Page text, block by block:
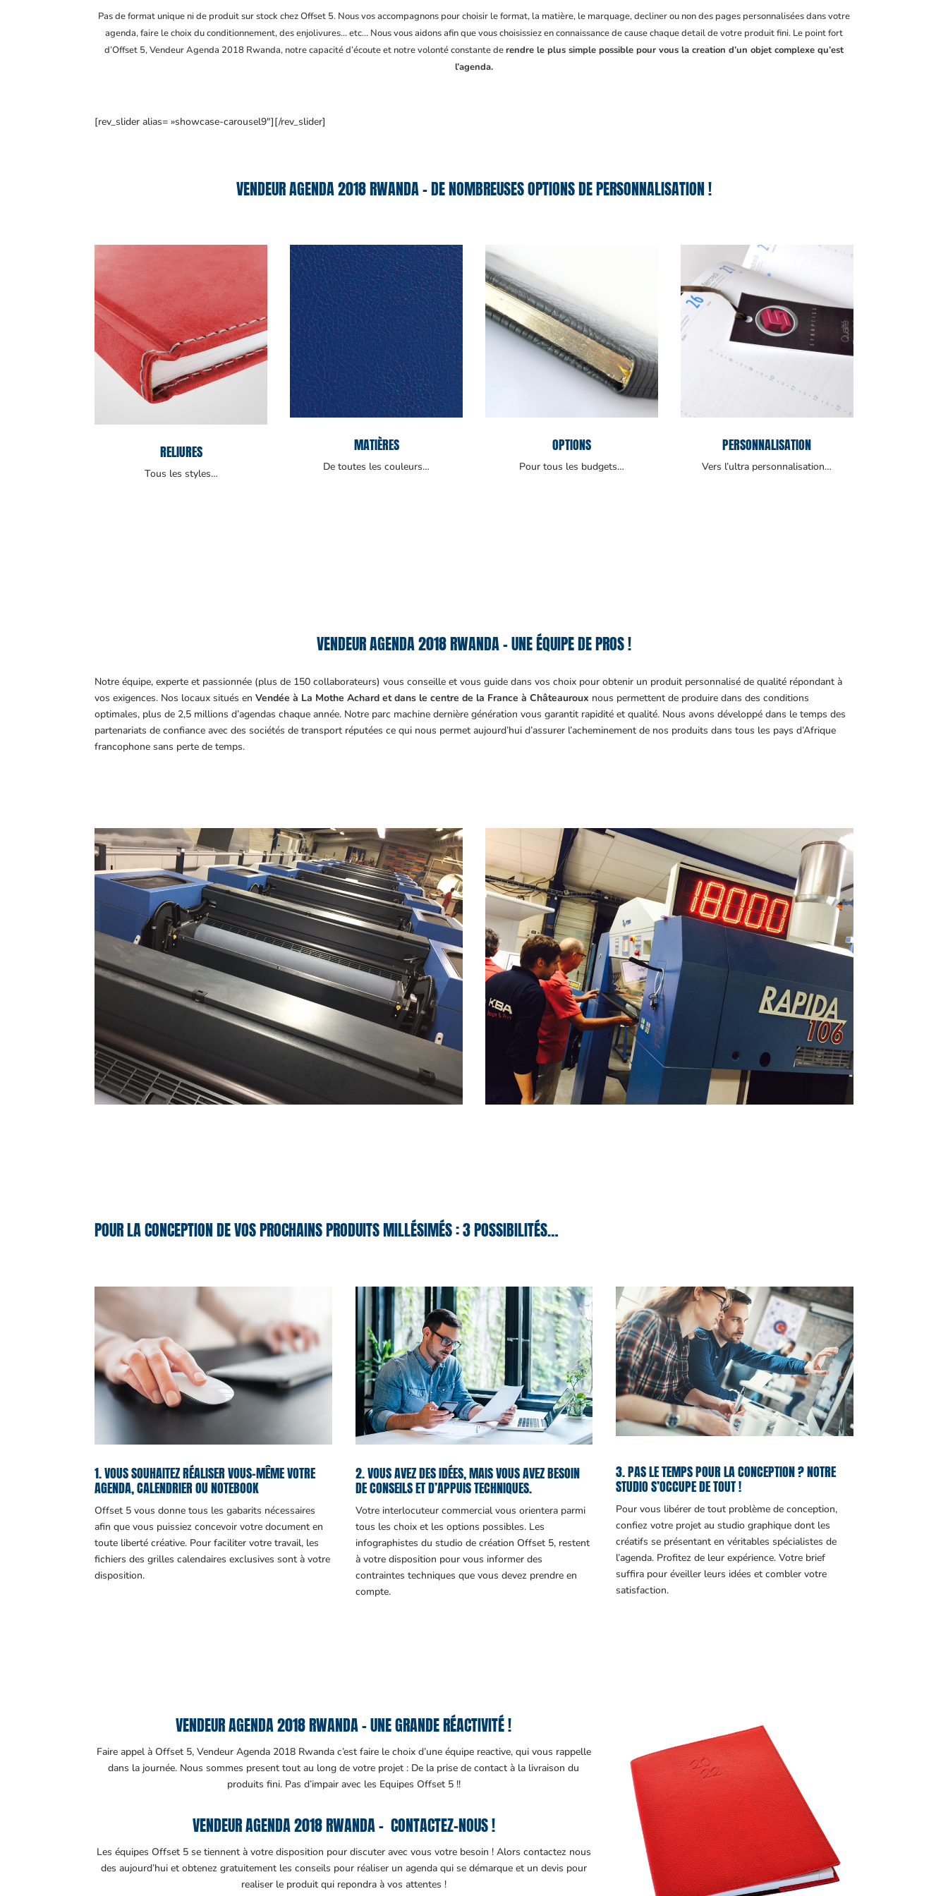
Pas de format unique ni de produit sur stock chez Offset 5. Nous vos accompagnons pour choisir le format, la matière, le marquage, decliner ou non des pages personnalisées dans votre
agenda, faire le choix du conditionnement, des enjolivures… etc… Nous vous aidons afin que vous choisissiez en connaissance de cause chaque detail de votre produit fini. Le point fort
d’Offset 5, Vendeur Agenda 2018 Rwanda, notre capacité d’écoute et notre volonté constante derendre le plus simple possible pour vous la creation d’un objet complexe qu’est
l’agenda.
[rev_slider alias= »showcase-carousel9″][/rev_slider]
VENDEUR AGENDA 2018 RWANDA – DE NOMBREUSES OPTIONS DE PERSONNALISATION !
RELIURES
Tous les styles…
MATIÈRES
De toutes les couleurs…
OPTIONS
Pour tous les budgets…
PERSONNALISATION
Vers l’ultra personnalisation…
VENDEUR AGENDA 2018 RWANDA – UNE ÉQUIPE DE PROS !
Notre équipe, experte et passionnée (plus de 150 collaborateurs) vous conseille et vous guide dans vos choix pour obtenir un produit personnalisé de qualité répondant à
vos exigences. Nos locaux situés enVendée à La Mothe Achard et dans le centre de la France à Châteauroux nous permettent de produire dans des conditions
optimales, plus de 2,5 millions d’agendas chaque année. Notre parc machine dernière génération vous garantit rapidité et qualité. Nous avons développé dans le temps des
partenariats de confiance avec des sociétés de transport réputées ce qui nous permet aujourd’hui d’assurer l’acheminement de nos produits dans tous les pays d’Afrique
francophone sans perte de temps.
POUR LA CONCEPTION DE VOS PROCHAINS PRODUITS MILLÉSIMÉS : 3 POSSIBILITÉS…
1. VOUS SOUHAITEZ RÉALISER VOUS-MÊME VOTRE
AGENDA, CALENDRIER OU NOTEBOOK
Offset 5 vous donne tous les gabarits nécessaires
afin que vous puissiez concevoir votre document en
toute liberté créative. Pour faciliter votre travail, les
fichiers des grilles calendaires exclusives sont à votre
disposition.
2. VOUS AVEZ DES IDÉES, MAIS VOUS AVEZ BESOIN
DE CONSEILS ET D’APPUIS TECHNIQUES.
Votre interlocuteur commercial vous orientera parmi
tous les choix et les options possibles. Les
infographistes du studio de création Offset 5, restent
à votre disposition pour vous informer des
contraintes techniques que vous devez prendre en
compte.
3. PAS LE TEMPS POUR LA CONCEPTION ? NOTRE
STUDIO S’OCCUPE DE TOUT !
Pour vous libérer de tout problème de conception,
confiez votre projet au studio graphique dont les
créatifs se présentant en véritables spécialistes de
l’agenda. Profitez de leur expérience. Votre brief
suffira pour éveiller leurs idées et combler votre
satisfaction.
VENDEUR AGENDA 2018 RWANDA – UNE GRANDE RÉACTIVITÉ !
Faire appel à Offset 5, Vendeur Agenda 2018 Rwanda c’est faire le choix d’une équipe reactive, qui vous rappelle
dans la journée. Nous sommes present tout au long de votre projet : De la prise de contact à la livraison du
produits fini. Pas d’impair avec les Equipes Offset 5 !!
VENDEUR AGENDA 2018 RWANDA – CONTACTEZ-NOUS !
Les équipes Offset 5 se tiennent à votre disposition pour discuter avec vous votre besoin ! Alors contactez nous
des aujourd’hui et obtenez gratuitement les conseils pour réaliser un agenda qui se démarque et un devis pour
realiser le produit qui repondra à vos attentes !